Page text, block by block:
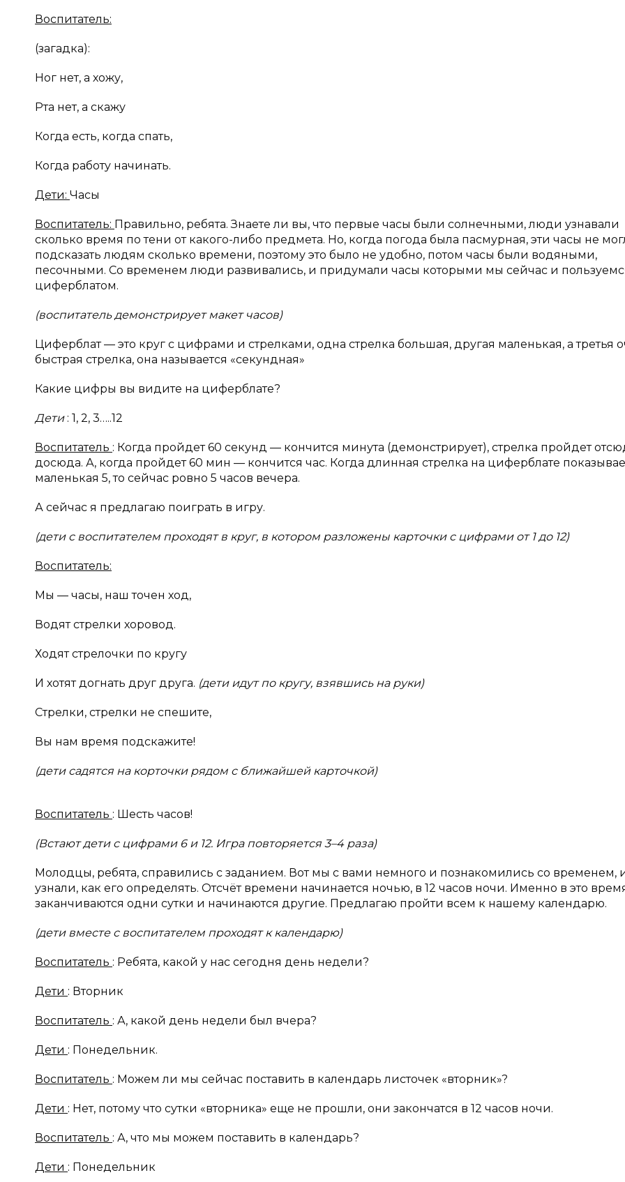
Воспитатель:
(загадка):
Ног нет, а хожу,
Рта нет, а скажу
Когда есть, когда спать,
Когда работу начинать.
Дети: Часы
Воспитатель: Правильно, ребята. Знаете ли вы, что первые часы были солнечными, люди узнавали
сколько время по тени от какого-либо предмета. Но, когда погода была пасмурная, эти часы не
подсказать людям сколько времени, поэтому это было не удобно, потом часы были водяными,
песочными. Со временем люди развивались, и придумали часы которыми мы сейчас и
циферблатом.
(воспитатель демонстрирует макет часов)
Циферблат — это круг с цифрами и стрелками, одна стрелка большая, другая маленькая, а третья
быстрая стрелка, она называется «секундная»
Какие цифры вы видите на циферблате?
Дети : 1, 2, 3…..12
Воспитатель : Когда пройдет 60 секунд — кончится минута (демонстрирует), стрелка пройдет
досюда. А, когда пройдет 60 мин — кончится час. Когда длинная стрелка на циферблате
маленькая 5, то сейчас ровно 5 часов вечера.
А сейчас я предлагаю поиграть в игру.
(дети с воспитателем проходят в круг, в котором разложены карточки с цифрами от 1 до 12)
Воспитатель:
Мы — часы, наш точен ход,
Водят стрелки хоровод.
Ходят стрелочки по кругу
И хотят догнать друг друга. (дети идут по кругу, взявшись на руки)
Стрелки, стрелки не спешите,
Вы нам время подскажите!
(дети садятся на корточки рядом с ближайшей карточкой)
Воспитатель : Шесть часов!
(Встают дети с цифрами 6 и 12. Игра повторяется 3–4 раза)
Молодцы, ребята, справились с заданием. Вот мы с вами немного и познакомились со временем,
узнали, как его определять. Отсчёт времени начинается ночью, в 12 часов ночи. Именно в это
заканчиваются одни сутки и начинаются другие. Предлагаю пройти всем к нашему календарю.
(дети вместе с воспитателем проходят к календарю)
Воспитатель : Ребята, какой у нас сегодня день недели?
Дети : Вторник
Воспитатель : А, какой день недели был вчера?
Дети : Понедельник.
Воспитатель : Можем ли мы сейчас поставить в календарь листочек «вторник»?
Дети : Нет, потому что сутки «вторника» еще не прошли, они закончатся в 12 часов ночи.
Воспитатель : А, что мы можем поставить в календарь?
Дети : Понедельник